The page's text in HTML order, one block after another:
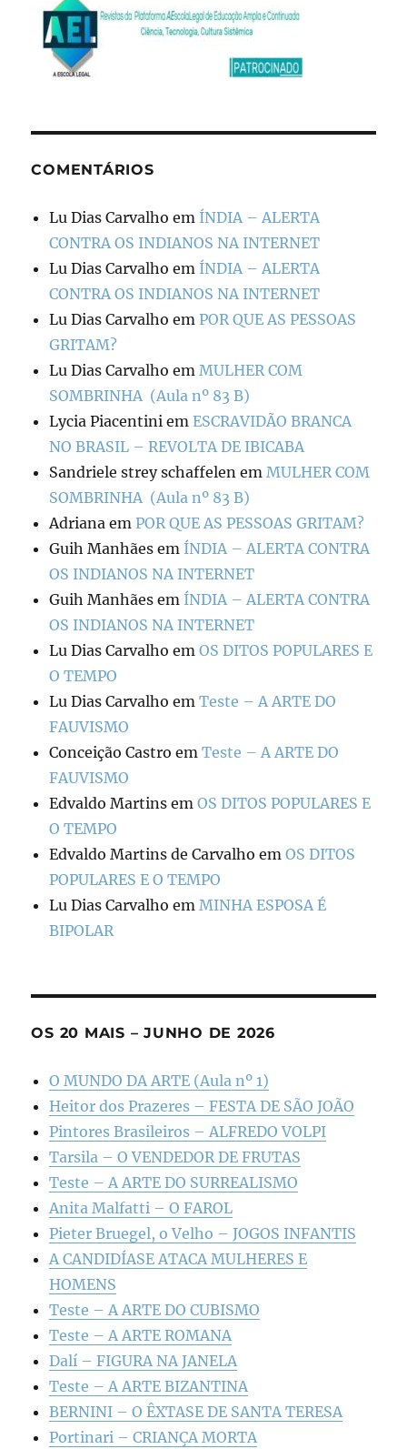
COMENTÁRIOS
Lu Dias Carvalho em ÍNDIA – ALERTA
CONTRA OS INDIANOS NA INTERNET
Lu Dias Carvalho em ÍNDIA – ALERTA
CONTRA OS INDIANOS NA INTERNET
Lu Dias Carvalho emPOR QUE AS PESSOAS
GRITAM?
Lu Dias Carvalho emMULHER COM
SOMBRINHA (Aula nº 83 B)
Lycia Piacentini emESCRAVIDÃO BRANCA
NO BRASIL – REVOLTA DE IBICABA
Sandriele strey schaffelen emMULHER COM
SOMBRINHA (Aula nº 83 B)
Adriana emPOR QUE AS PESSOAS GRITAM?
Guih Manhães em ÍNDIA – ALERTA CONTRA
OS INDIANOS NA INTERNET
Guih Manhães em ÍNDIA – ALERTA CONTRA
OS INDIANOS NA INTERNET
Lu Dias Carvalho emOS DITOS POPULARES E
O TEMPO
Lu Dias Carvalho emTeste – A ARTE DO
FAUVISMO
Conceição Castro emTeste – A ARTE DO
FAUVISMO
Edvaldo Martins emOS DITOS POPULARES E
O TEMPO
Edvaldo Martins de Carvalho emOS DITOS
POPULARES E O TEMPO
Lu Dias Carvalho emMINHA ESPOSA É
BIPOLAR
OS 20 MAIS – JUNHO DE 2026
O MUNDO DA ARTE (Aula nº 1)
Heitor dos Prazeres – FESTA DE SÃO JOÃO
Pintores Brasileiros – ALFREDO VOLPI
Tarsila – O VENDEDOR DE FRUTAS
Teste – A ARTE DO SURREALISMO
Anita Malfatti – O FAROL
Pieter Bruegel, o Velho – JOGOS INFANTIS
A CANDIDÍASE ATACA MULHERES E
HOMENS
Teste – A ARTE DO CUBISMO
Teste – A ARTE ROMANA
Dalí – FIGURA NA JANELA
Teste – A ARTE BIZANTINA
BERNINI – O ÊXTASE DE SANTA TERESA
Portinari – CRIANÇA MORTA